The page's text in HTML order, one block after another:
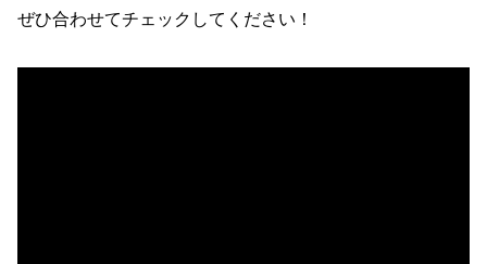
ぜひ合わせてチェックしてください！